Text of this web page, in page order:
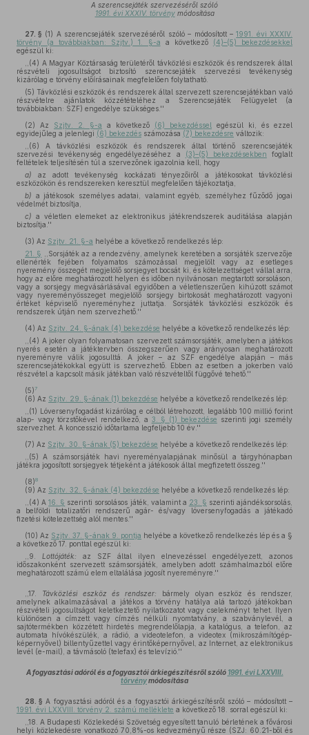
A szerencsejáték szervezéséről szóló
1991. évi XXXIV. törvénymódosítása
27. § (1) A szerencsejáték szervezéséről szóló – módosított –1991. évi XXXIV.
törvény (a továbbiakban: Szjtv.) 1. §-a a következő (4)–(5) bekezdésekkel
egészül ki:
,,(4) A Magyar Köztársaság területéről távközlési eszközök és rendszerek által
részvételi jogosultságot biztosító szerencsejáték szervezési tevékenység
kizárólag e törvény előírásainak megfelelően folytatható.
(5) Távközlési eszközök és rendszerek által szervezett szerencsejátékban való
részvételre ajánlatok közzétételéhez a Szerencsejáték Felügyelet (a
továbbiakban: SZF) engedélye szükséges.''
(2) Az Szjtv. 2. §-a a következő (6) bekezdéssel egészül ki, és ezzel
egyidejűleg a jelenlegi (6) bekezdés számozása (7) bekezdésre változik:
,,(6) A távközlési eszközök és rendszerek által történő szerencsejáték
szervezési tevékenység engedélyezéséhez a
(3)–(5) bekezdésekben foglalt
feltételek teljesítésén túl a szervezőnek igazolnia kell, hogy
a) az adott tevékenység kockázati tényezőiről a játékosokat távközlési
eszközökön és rendszereken keresztül megfelelően tájékoztatja,
b) a játékosok személyes adatai, valamint egyéb, személyhez fűződő jogai
védelmét biztosítja,
c) a véletlen elemeket az elektronikus játékrendszerek auditálása alapján
biztosítja.''
(3) Az Szjtv. 21. §-a helyébe a következő rendelkezés lép:
21. §
,,Sorsjáték az a rendezvény, amelynek keretében a sorsjáték szervezője
ellenérték fejében folyamatos számozással megjelölt vagy az esetleges
nyeremény összegét megjelölő sorsjegyet bocsát ki, és kötelezettséget vállal arra,
hogy az előre meghatározott helyen és időben nyilvánosan megtartott sorsoláson,
vagy a sorsjegy megvásárlásával egyidőben a véletlenszerűen kihúzott számot
vagy nyereményösszeget megjelölő sorsjegy birtokosát meghatározott vagyoni
értéket képviselő nyereményhez juttatja. Sorsjáték távközlési eszközök és
rendszerek útján nem szervezhető.''
(4) Az Szjtv. 24. §-ának (4) bekezdése helyébe a következő rendelkezés lép:
,,(4) A joker olyan folyamatosan szervezett számsorsjáték, amelyben a játékos
nyerés esetén a játéktervben összegszerűen vagy arányosan meghatározott
nyereményre válik jogosulttá. A joker – az SZF engedélye alapján – más
szerencsejátékokkal együtt is szervezhető. Ebben az esetben a jokerben való
részvétel a kapcsolt másik játékban való részvételtől függővé tehető.''
(5)7
(6) Az Szjtv. 29. §-ának (1) bekezdése helyébe a következő rendelkezés lép:
,,(1) Lóversenyfogadást kizárólag e célból létrehozott, legalább 100 millió forint
alap- vagy törzstőkével rendelkező, a 3. § (1) bekezdése szerinti jogi személy
szervezhet. A koncesszió időtartama legfeljebb 10 év.''
(7) Az Szjtv. 30. §-ának (5) bekezdése helyébe a következő rendelkezés lép:
,,(5) A számsorsjáték havi nyereményalapjának minősül a tárgyhónapban
játékra jogosított sorsjegyek tétjeként a játékosok által megfizetett összeg.''
(8)8
(9) Az Szjtv. 32. §-ának (4) bekezdése helyébe a következő rendelkezés lép:
,,(4) A16. § szerinti sorsolásos játék, valamint a 23. § szerinti ajándéksorsolás,
a belföldi totalizatőri rendszerű agár- és/vagy lóversenyfogadás a játékadó
fizetési kötelezettség alól mentes.''
(10) Az Szjtv. 37. §-ának 9. pontja helyébe a következő rendelkezés lép és a §
a következő 17. ponttal egészül ki:
,,9. Lottójáték: az SZF által ilyen elnevezéssel engedélyezett, azonos
időszakonként szervezett számsorsjáték, amelyben adott számhalmazból előre
meghatározott számú elem eltalálása jogosít nyereményre.''
,,17. Távközlési eszköz és rendszer: bármely olyan eszköz és rendszer,
amelynek alkalmazásával a játékos a törvény hatálya alá tartozó játékokban
részvételi jogosultságot keletkeztető nyilatkozatot vagy cselekményt tehet. Ilyen
különösen a címzett vagy címzés nélküli nyomtatvány, a szabványlevél, a
sajtótermékben közzétett hirdetés megrendelőlapja, a katalógus, a telefon, az
automata hívókészülék, a rádió, a videotelefon, a videotex (mikroszámítógép-
képernyővel) billentyűzettel vagy érintőképernyővel, az Internet, az elektronikus
levél (e-mail), a távmásoló (telefax) és televízió.''
A fogyasztási adóról és a fogyasztói árkiegészítésről szóló 1991. évi LXXVIII.
törvénymódosítása
28. § A fogyasztási adóról és a fogyasztói árkiegészítésről szóló – módosított –
1991. évi LXXVIII. törvény 2. számú melléklete a következő 18. sorral egészül ki:
,,18. A Budapesti Közlekedési Szövetség egyesített tanuló bérletének a fővárosi
helyi közlekedésre vonatkozó 70,8%-os kedvezményű része (SZJ: 60.21-ből és